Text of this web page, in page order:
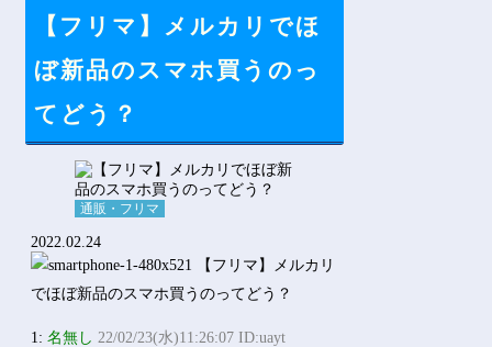
Powered by livedoor 相互RSS
【フリマ】メルカリでほ
ぼ新品のスマホ買うのっ
てどう？
通販・フリマ
2022.02.24
1:名無し 22/02/23(水)11:26:07 ID:uayt